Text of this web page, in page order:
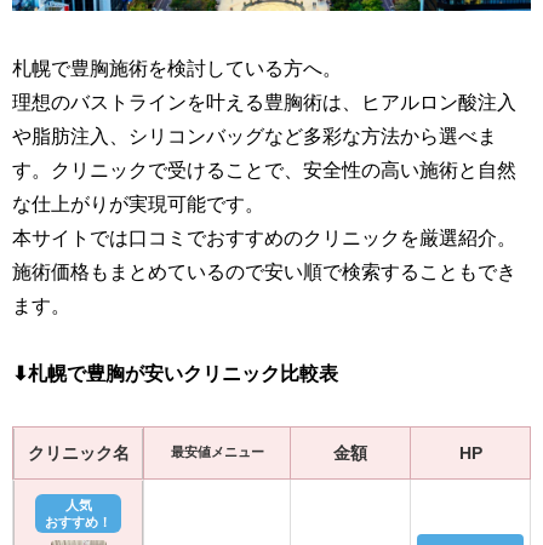
札幌で豊胸施術を検討している方へ。
理想のバストラインを叶える豊胸術は、ヒアルロン酸注入
や脂肪注入、シリコンバッグなど多彩な方法から選べま
す。クリニックで受けることで、安全性の高い施術と自然
な仕上がりが実現可能です。
本サイトでは口コミでおすすめのクリニックを厳選紹介。
施術価格もまとめているので安い順で検索することもでき
ます。
⬇︎札幌で豊胸が安いクリニック比較表
クリニック名 最安値メニュー 金額 HP
人気
おすすめ！